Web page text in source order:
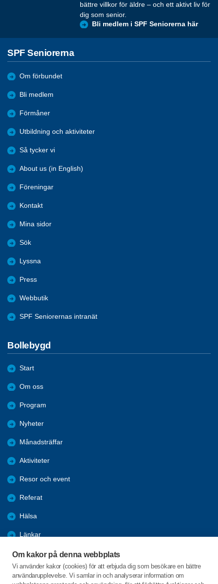
Om kakor på denna webbplats
Vi använder kakor (cookies) för att erbjuda dig som besökare en bättre
användarupplevelse. Vi samlar in och analyserar information om
bättre villkor för äldre – och ett aktivt liv för
dig som senior.
Bli medlem i SPF Seniorerna här
SPF Seniorerna
Om förbundet
Bli medlem
Förmåner
Utbildning och aktiviteter
Så tycker vi
About us (in English)
Föreningar
Kontakt
Mina sidor
Sök
Lyssna
Press
Webbutik
SPF Seniorernas intranät
Bollebygd
Start
Om oss
Program
Nyheter
Månadsträffar
Aktiviteter
Resor och event
Referat
Hälsa
Länkar
Bli medlem
Arkiv